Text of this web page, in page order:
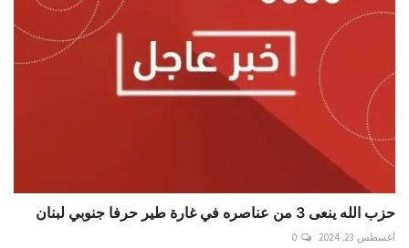
حزب الله ينعى 3 من عناصره في غارة طير حرفا جنوبي لبنان
أغسطس 23, 2024 0